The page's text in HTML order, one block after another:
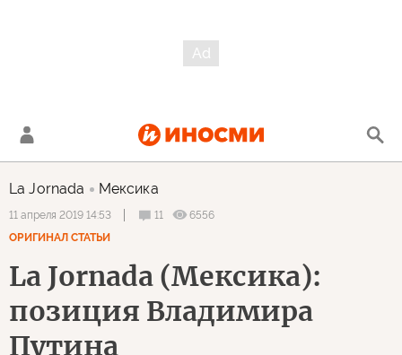
La Jornada Мексика
11 апреля 2019 14:53 11
6556
ОРИГИНАЛ СТАТЬИ
La Jornada (Мексика):
позиция Владимира
Путина